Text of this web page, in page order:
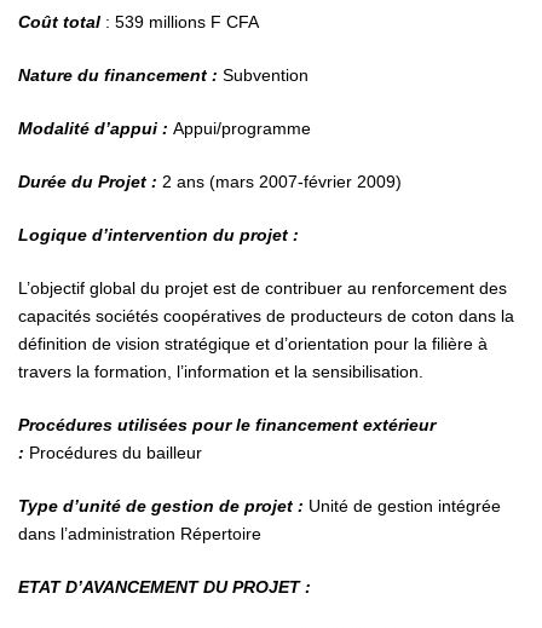
Coût total : 539 millions F CFA
Nature du financement : Subvention
Modalité d’appui : Appui/programme
Durée du Projet : 2 ans (mars 2007-février 2009)
Logique d’intervention du projet :
L’objectif global du projet est de contribuer au renforcement des
capacités sociétés coopératives de producteurs de coton dans la
définition de vision stratégique et d’orientation pour la filière à
travers la formation, l’information et la sensibilisation.
Procédures utilisées pour le financement extérieur
: Procédures du bailleur
Type d’unité de gestion de projet : Unité de gestion intégrée
dans l’administration Répertoire
ETAT D’AVANCEMENT DU PROJET :